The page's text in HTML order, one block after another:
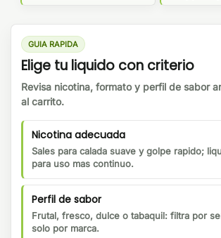
GUIA RAPIDA
Elige tu liquido con criterio
Revisa nicotina, formato y perfil de sabor
al carrito.
Nicotina adecuada
Sales para calada suave y golpe rapido;
para uso mas continuo.
Perfil de sabor
Frutal, fresco, dulce o tabaquil: filtra por
solo por marca.